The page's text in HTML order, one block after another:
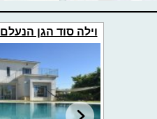
וילה סוד הגן הנעלם